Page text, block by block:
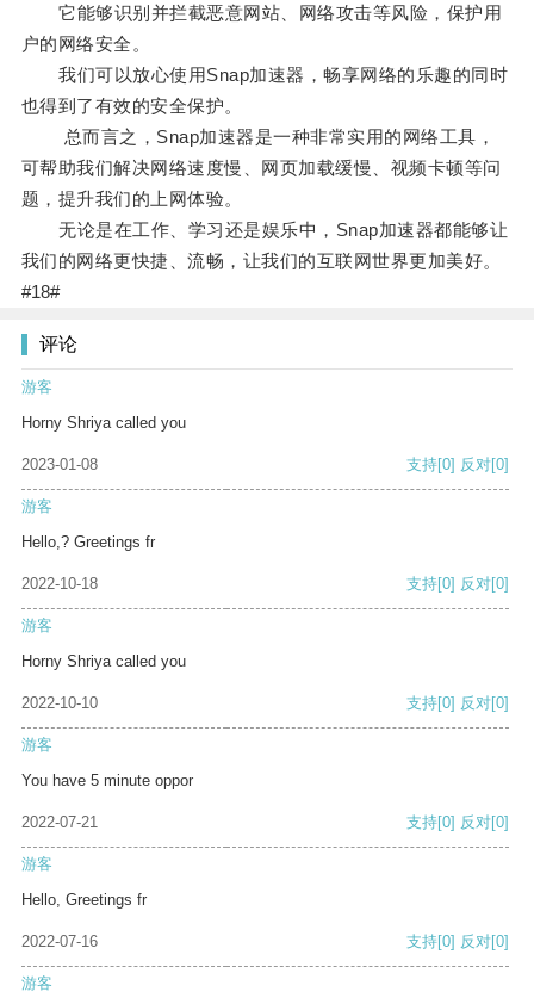
它能够识别并拦截恶意网站、网络攻击等风险，保护用
户的网络安全。
我们可以放心使用Snap加速器，畅享网络的乐趣的同时
也得到了有效的安全保护。
总而言之，Snap加速器是一种非常实用的网络工具，
可帮助我们解决网络速度慢、网页加载缓慢、视频卡顿等问
题，提升我们的上网体验。
无论是在工作、学习还是娱乐中，Snap加速器都能够让
我们的网络更快捷、流畅，让我们的互联网世界更加美好。
#18#
评论
游客
Horny Shriya called you
2023-01-08 支持[0] 反对[0]
游客
Hello,? Greetings fr
2022-10-18 支持[0] 反对[0]
游客
Horny Shriya called you
2022-10-10 支持[0] 反对[0]
游客
You have 5 minute oppor
2022-07-21 支持[0] 反对[0]
游客
Hello, Greetings fr
2022-07-16 支持[0] 反对[0]
游客